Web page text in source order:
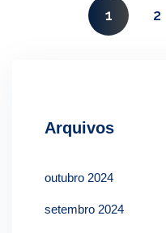
1 2
Arquivos
outubro 2024
setembro 2024